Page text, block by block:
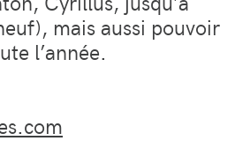
), mais aussi pouvoir
l’année.